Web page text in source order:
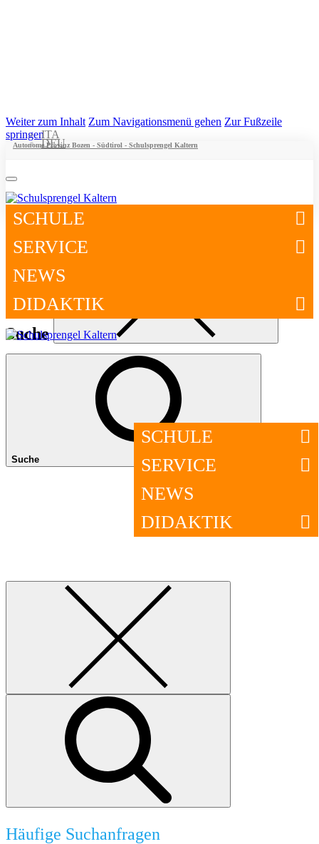
Weiter zum Inhalt Zum Navigationsmenü gehen Zur Fußzeile
springen
Autonome Provinz Bozen - Südtirol - Schulsprengel Kaltern
ITA
DEU
SCHULE
SERVICE
NEWS
DIDAKTIK
Suche
SCHULE
SERVICE
NEWS
DIDAKTIK
Suche
Häufige Suchanfragen